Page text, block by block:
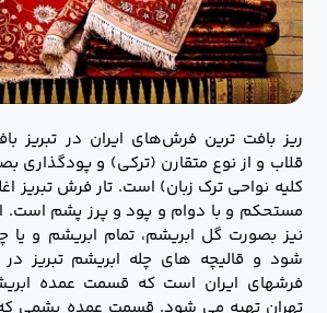
ریز بافت ترین فرش‌های ایران در تبریز
قلاب و از نوع متقارن (ترکی) و پودگذاری
کلیه نواحی ترک زبان) است. تار فرش تبریز
مستحکم و با دوام و پود و پرز پشم است.
نیز بصورت گل ابریشم، تمام ابریشم و یا
شود و قالیچه های چله ابریشم تبریز
فرشهای ایران است که قسمت عمده
تهران تهیه می شود. قسمت عمده پشمی